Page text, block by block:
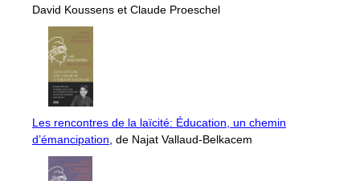
David Koussens et Claude Proeschel
Les rencontres de la laïcité: Éducation, un chemin
d’émancipation , de Najat Vallaud-Belkacem